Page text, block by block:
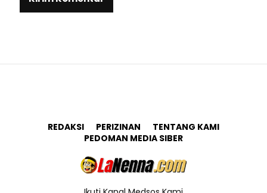
REDAKSI PERIZINAN
TENTANG KAMI
PEDOMAN MEDIA SIBER